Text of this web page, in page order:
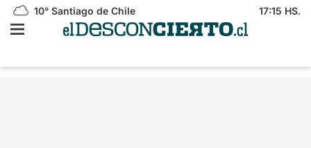
10° Santiago de Chile 17:15 HS.